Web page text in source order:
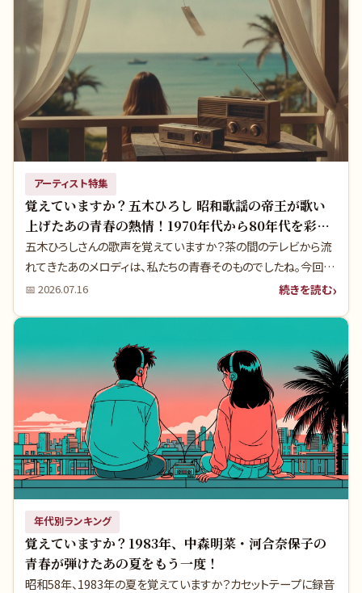
た真実があったのです。
アーティスト特集
覚えていますか？五木ひろし 昭和歌謡の帝王が歌い
上げたあの青春の熱情！1970年代から80年代を彩っ
た伝説の名曲たち
五木ひろしさんの歌声を覚えていますか？茶の間のテレビから流
れてきたあのメロディは、私たちの青春そのものでしたね。今回
は、彼の名曲に隠された感動秘話と、時代を超えて愛される理由
📅2026.07.16 続きを読む
年代別ランキング
覚えていますか？1983年、中森明菜・河合奈保子の
青春が弾けたあの夏をもう一度！
昭和58年、1983年の夏を覚えていますか？カセットテープに録音